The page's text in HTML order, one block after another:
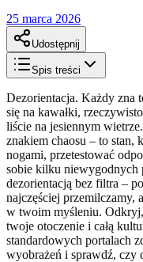
25 marca 2026
Udostępnij
Spis treści
Dezorientacja. Każdy zna
się na kawałki,
liście na jesiennym
znakiem chaosu – to
nogami, przetestować
sobie kilku niewygodnych
dezorientacją bez filtra –
najczęściej przemilczamy,
w twoim myśleniu.
twoje otoczenie i całą
standardowych portalach
wyobrażeń i sprawdź, czy